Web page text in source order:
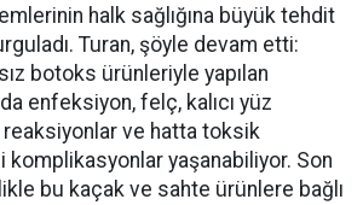
halk sağlığına büyük tehdit
Turan, şöyle devam etti:
botoks ürünleriyle yapılan
enfeksiyon, felç, kalıcı yüz
ve hatta toksik
komplikasyonlar yaşanabiliyor. Son
bu kaçak ve sahte ürünlere bağlı